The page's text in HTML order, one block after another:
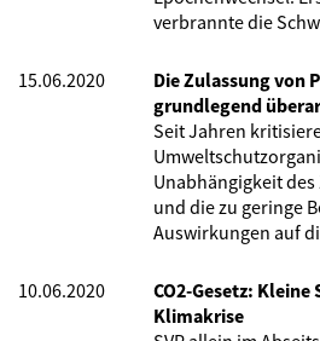
verbrannte die
15.06.2020
Die Zulassung von
grundlegend
Seit Jahren
Unabhängigkeit
und die zu geringe
Auswirkungen auf
10.06.2020
CO2-Gesetz:
Klimakrise